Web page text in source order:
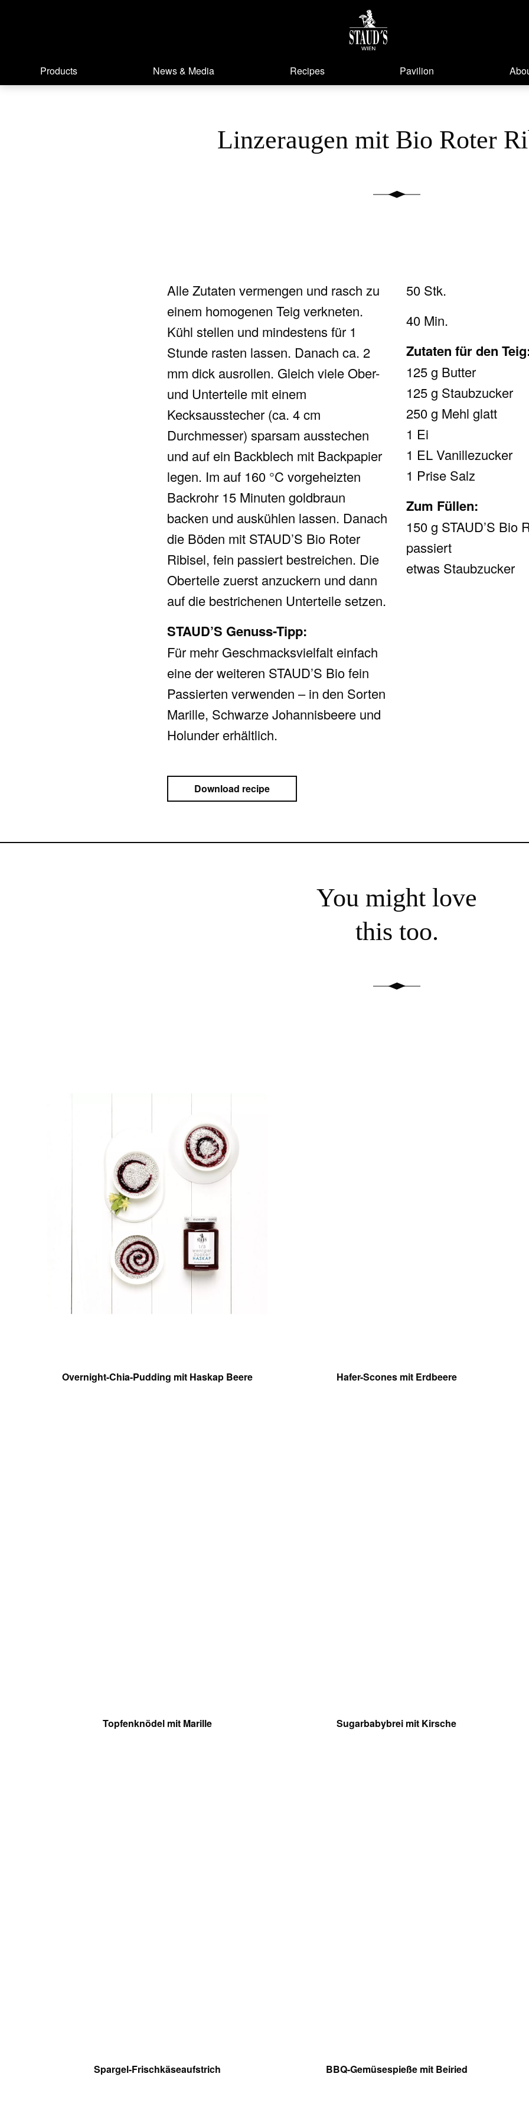
Products News & Media Recipes Pavilion
Linzeraugen mit Bio Roter
Alle Zutaten vermengen und rasch zu
einem homogenen Teig verkneten.
Kühl stellen und mindestens für 1
Stunde rasten lassen. Danach ca. 2
mm dick ausrollen. Gleich viele Ober-
und Unterteile mit einem
Kecksausstecher (ca. 4 cm
Durchmesser) sparsam ausstechen
und auf ein Backblech mit Backpapier
legen. Im auf 160 °C vorgeheizten
Backrohr 15 Minuten goldbraun
backen und auskühlen lassen. Danach
die Böden mit STAUD’S Bio Roter
Ribisel, fein passiert bestreichen. Die
Oberteile zuerst anzuckern und dann
auf die bestrichenen Unterteile setzen.
STAUD’S Genuss-Tipp:
Für mehr Geschmacksvielfalt einfach
eine der weiteren STAUD’S Bio fein
Passierten verwenden – in den Sorten
Marille, Schwarze Johannisbeere und
Holunder erhältlich.
Download recipe
50 Stk.
40 Min.
Zutaten für den
125 g Butter
125 g Staubzucker
250 g Mehl glatt
1 Ei
1 EL Vanillezucker
1 Prise Salz
Zum Füllen:
150 g STAUD’S Bio
passiert
etwas Staubzucker
You might love
this too.
Overnight-Chia-Pudding mit Haskap Beere Hafer-Scones mit Erdbeere
Topfenknödel mit Marille Sugarbabybrei mit Kirsche
Spargel-Frischkäseaufstrich BBQ-Gemüsespieße mit Beiried